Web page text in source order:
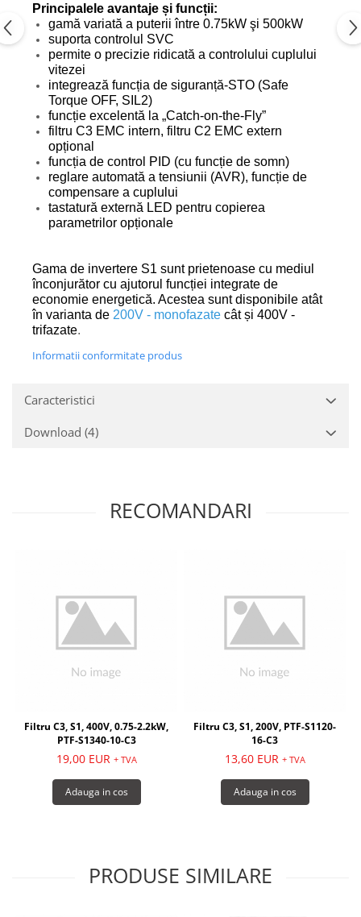
Principalele avantaje și funcții:
gamă variată a puterii între 0.75kW şi 500kW
suporta controlul SVC
permite o precizie ridicată a controlului cuplului
vitezei
integrează funcția de siguranță-STO (Safe
Torque OFF, SIL2)
funcție excelentă la „Catch-on-the-Fly”
filtru C3 EMC intern, filtru C2 EMC extern
opțional
funcția de control PID (cu funcție de somn)
reglare automată a tensiunii (AVR), funcție de
compensare a cuplului
tastatură externă LED pentru copierea
parametrilor opționale
Gama de invertere S1 sunt prietenoase cu mediul
înconjurător cu ajutorul funcției integrate de
economie energetică. Acestea sunt disponibile atât
în varianta de 200V - monofazate cât și 400V -
trifazate.
Informatii conformitate produs
Caracteristici
Download (4)
RECOMANDARI
Filtru C3, S1, 400V, 0.75-2.2kW,
PTF-S1340-10-C3
19,00 EUR + TVA
Adauga in cos
Filtru C3, S1, 200V, PTF-S1120-
16-C3
13,60 EUR + TVA
Adauga in cos
PRODUSE SIMILARE